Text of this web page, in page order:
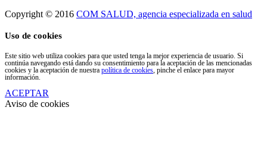
Copyright © 2016 COM SALUD, agencia especializada en salud
Uso de cookies
Este sitio web utiliza cookies para que usted tenga la mejor experiencia de usuario. Si
continúa navegando está dando su consentimiento para la aceptación de las mencionadas
cookies y la aceptación de nuestra política de cookies, pinche el enlace para mayor
información.
ACEPTAR
Aviso de cookies